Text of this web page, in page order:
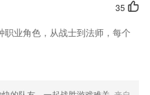
历，以帮助我们更好的对产品进
35
业角色，从战士到法师，每个